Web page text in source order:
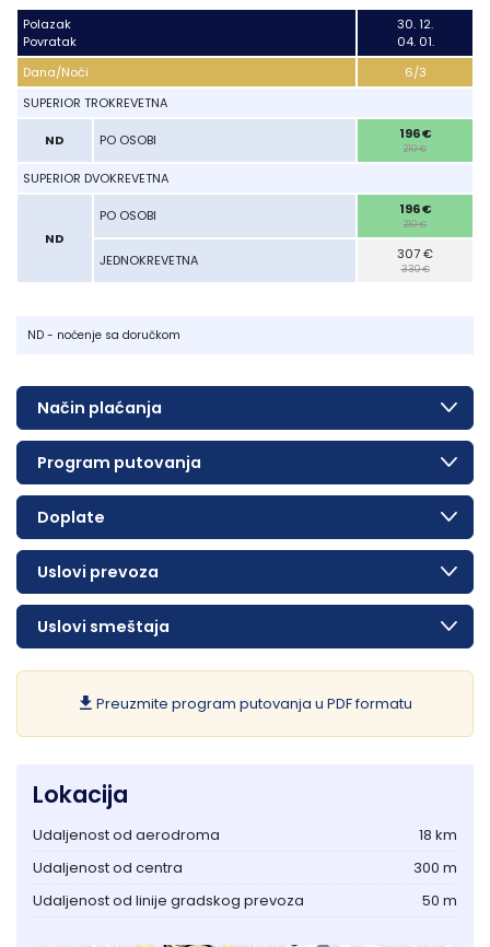
Polazak
Povratak
30. 12.
04. 01.
Dana/Noći
6/3
SUPERIOR TROKREVETNA
ND PO OSOBI 196 €
210 €
SUPERIOR DVOKREVETNA
ND
PO OSOBI 196 €
210 €
JEDNOKREVETNA 307 €
330 €
Polazak
Povratak
Dana/Noći
SUPERIOR TROKREVETNA
ND PO OSOBI
SUPERIOR DVOKREVETNA
ND
PO OSOBI
JEDNOKREVETNA
ND - noćenje sa doručkom
Način plaćanja
Program putovanja
Doplate
Uslovi prevoza
Uslovi smeštaja
Preuzmite program putovanja u PDF formatu
Lokacija
Udaljenost od aerodroma
18 km
Udaljenost od centra
300 m
Udaljenost od linije gradskog prevoza
50 m
Lukovska Banja
Vrdnik